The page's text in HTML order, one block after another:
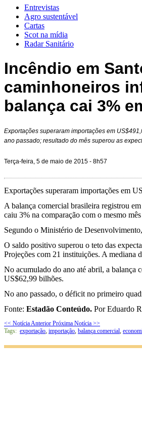
Entrevistas
Agro sustentável
Cartas
Scot na mídia
Radar Sanitário
Incêndio em
caminhoneiros
balança cai 3%
Exportações superaram importações em
ano passado; resultado do mês superou as
Terça-feira, 5 de maio de 2015 - 8h57
Exportações superaram importações em
A balança comercial brasileira registrou
caiu 3% na comparação com o mesmo
Segundo o Ministério de
O saldo positivo superou o teto das
Projeções com 21 instituições. A mediana
No acumulado do ano até abril, a balança
US$62,99 bilhões.
No ano passado, o déficit no primeiro
Fonte: Estadão Conteúdo. Por Eduardo
<< Notícia Anterior Próxima Notícia >>
Tags: exportação, importação, balança comercial,